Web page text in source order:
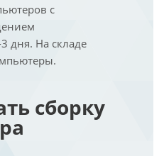
с
дня. На складе
сборку